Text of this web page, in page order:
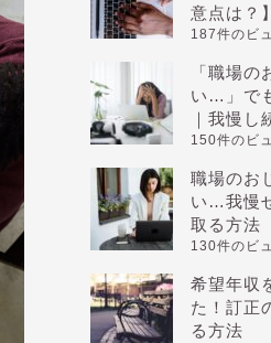
意点は？】
187件のビ
「職場
い…」で
｜我慢し
150件のビ
職場のお
い…我慢
取る方法
130件のビ
希望年収
た！訂正
る方法